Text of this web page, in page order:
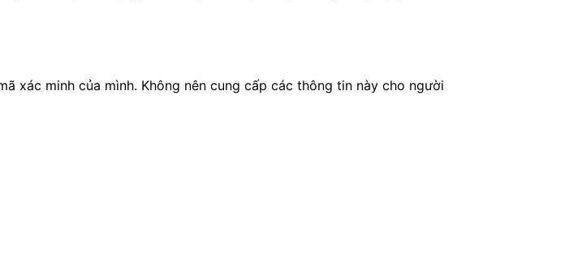
xác minh của mình. Không nên cung cấp các thông tin này cho người